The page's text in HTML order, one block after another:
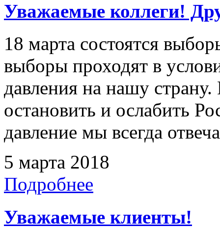
Уважаемые коллеги!
18 марта состоятся
выборы проходят в
давления на нашу страну.
остановить и ослабить
давление мы всегда
5 марта 2018
Подробнее
Уважаемые клиенты!